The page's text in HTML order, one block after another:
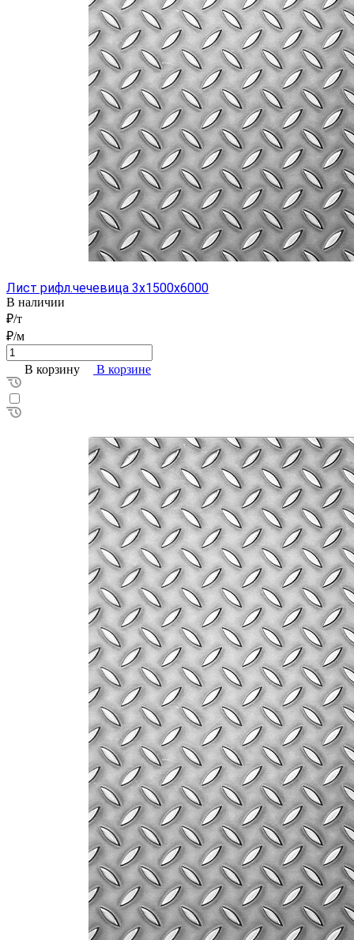
Лист рифл.чечевица 3x1500x6000
В наличии
₽/т
₽/м
В корзину В корзине